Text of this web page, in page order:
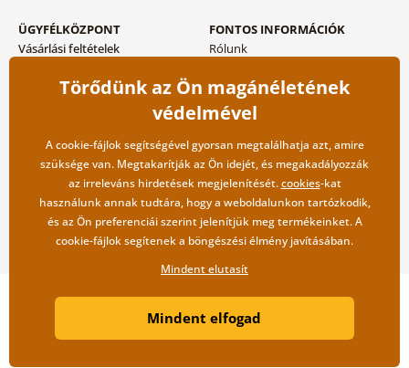
ÜGYFÉLKÖZPONT
Vásárlási feltételek
Szállítási és fizetési módok
FONTOS INFORMÁCIÓK
Rólunk
Blog
Kapcsolat
Nagykereskedelmi
együttműködés
Copyright ©2019 © Dovido.hu.
Litvanyi.sk| A webáruházat készítette
Törődünk az Ön magánéletének
védelmével
A cookie-fájlok segítségével gyorsan megtalálhatja azt, amire
szüksége van. Megtakarítják az Ön idejét, és megakadályozzák
az irreleváns hirdetések megjelenítését.cookies-kat
használunk annak tudtára, hogy a weboldalunkon tartózkodik,
és az Ön preferenciái szerint jelenítjük meg termékeinket. A
cookie-fájlok segítenek a böngészési élmény javításában.
Mindent elutasít
Mindent elfogad